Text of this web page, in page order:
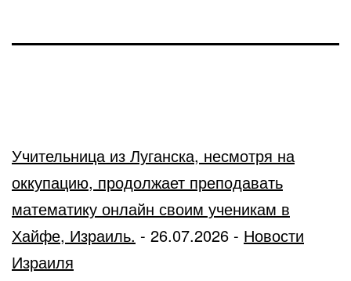
Учительница из Луганска, несмотря на
оккупацию, продолжает преподавать
математику онлайн своим ученикам в
Хайфе, Израиль. - 26.07.2026 - Новости
Израиля